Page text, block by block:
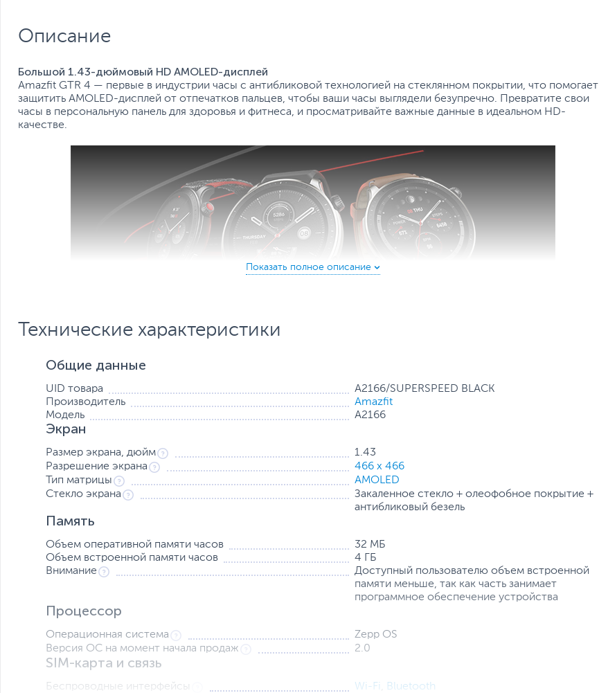
Описание
Большой 1.43-дюймовый HD AMOLED-дисплей
Amazfit GTR 4 — первые в индустрии часы с антибликовой технологией на стеклянном покрытии, что помогает
защитить AMOLED-дисплей от отпечатков пальцев, чтобы ваши часы выглядели безупречно. Превратите свои
часы в персональную панель для здоровья и фитнеса, и просматривайте важные данные в идеальном HD-
качестве.
Винтажная прогрессивность
Вдохновленный отточенным стилем и безупречностью современных спортивных автомобилей, Amazfit GTR 4
также опирается на традиции, отдавая честь классике и винтажным круглым корпусам часов.
Технические характеристики
Общие данные
UID товара
A2166/SUPERSPEED BLACK
Производитель
Amazfit
Модель
A2166
Экран
Размер экрана, дюйм
1.43
Разрешение экрана
466 x 466
Тип матрицы
AMOLED
Стекло экрана
Закаленное стекло + олеофобное покрытие +
антибликовый безель
Память
Объем оперативной памяти часов
32 МБ
Объем встроенной памяти часов
4 ГБ
Внимание
Доступный пользователю объем встроенной
памяти меньше, так как часть занимает
программное обеспечение устройства
Процессор
Операционная система
Zepp OS
Версия ОС на момент начала продаж
2.0
SIM-карта и связь
Беспроводные интерфейсы Wi-Fi
Bluetooth